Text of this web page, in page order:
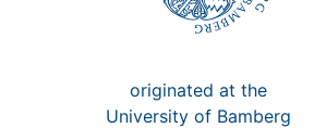
originated at the
University of Bamberg